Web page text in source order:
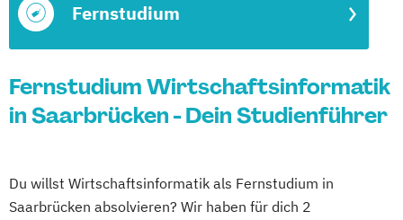
Fernstudium
Fernstudium Wirtschaftsinformatik
in Saarbrücken - Dein Studienführer
Du willst Wirtschaftsinformatik als Fernstudium in
Saarbrücken absolvieren? Wir haben für dich 2